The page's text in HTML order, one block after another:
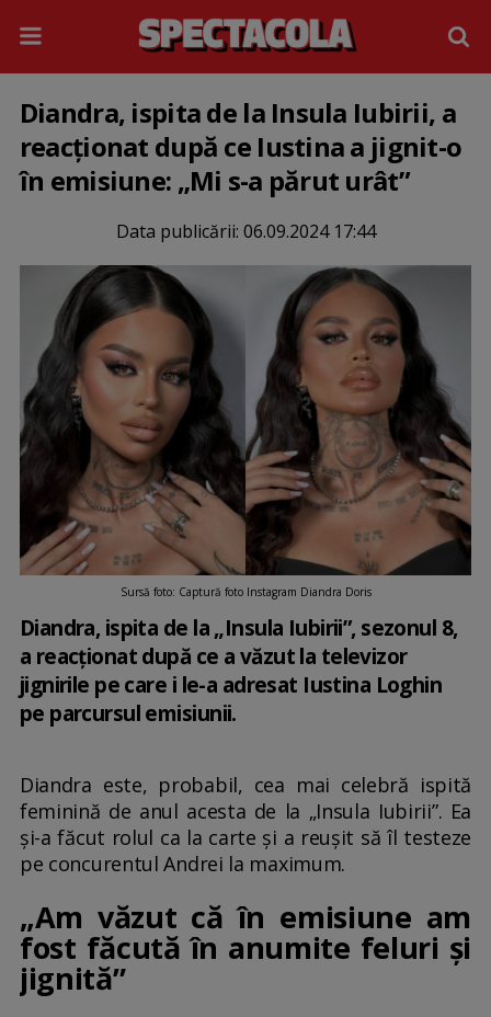
Diandra, ispita de la Insula Iubirii, a
reacționat după ce Iustina a jignit-o
în emisiune: „Mi s-a părut urât”
Data publicării: 06.09.2024 17:44
Sursă foto: Captură foto Instagram Diandra Doris
Diandra, ispita de la „Insula Iubirii”, sezonul 8,
a reacționat după ce a văzut la televizor
jignirile pe care i le-a adresat Iustina Loghin
pe parcursul emisiunii.
Diandra este, probabil, cea mai celebră ispită
feminină de anul acesta de la „Insula Iubirii”. Ea
și-a făcut rolul ca la carte și a reușit să îl testeze
pe concurentul Andrei la maximum.
„Am văzut că în emisiune am
fost făcută în anumite feluri și
jignită”